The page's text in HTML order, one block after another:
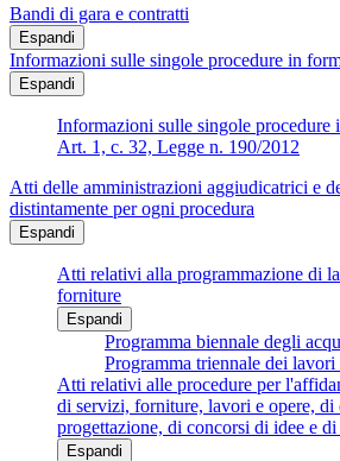
Bandi di gara e contratti
Espandi
Informazioni sulle singole procedure in
Espandi
Informazioni sulle singole procedure
Art. 1, c. 32, Legge n. 190/2012
Atti delle amministrazioni aggiudicatrici e
distintamente per ogni procedura
Espandi
Atti relativi alla programmazione di
forniture
Espandi
Programma biennale degli
Programma triennale dei
Atti relativi alle procedure per
di servizi, forniture, lavori e opere,
progettazione, di concorsi di idee e di
Espandi